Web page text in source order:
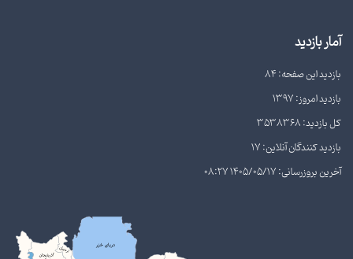
آمار بازدید
بازدید این صفحه: 84
بازدید امروز: 1397
کل بازدید: 3538368
بازدید کنندگان آنلاین: 17
آخرین بروزرسانی: 1405/05/17 08:27